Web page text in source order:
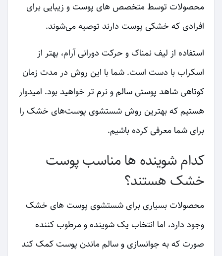
محصولات توسط متخصص های پوست و زیبایی برای
افرادی که خشکی پوست دارند توصیه می‌شوند.
استفاده از لیف نمناک و حرکت دورانی آرام، بهتر از
اسکراب با دست است. شما با این روش در مدت زمان
کوتاهی شاهد پوستی سالم و نرم تر خواهید بود. امیدوار
هستیم که بهترین روش شستشوی پوست‌های خشک را
برای شما معرفی کرده باشیم.
کدام شوینده ها مناسب پوست
خشک هستند؟
محصولات بسیاری برای شستشوی پوست های خشک
وجود دارد، اما انتخاب یک شوینده و مرطوب کننده
صورت که به جوانسازی و سالم ماندن پوست کمک کند